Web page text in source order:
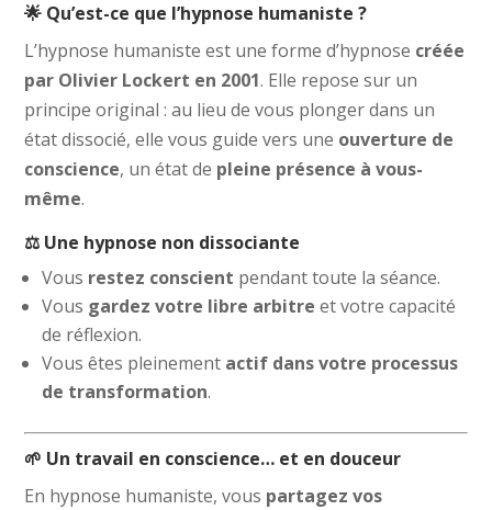
🌟 Qu’est-ce que l’hypnose humaniste ?
L’hypnose humaniste est une forme d’hypnose créée
par Olivier Lockert en 2001. Elle repose sur un
principe original : au lieu de vous plonger dans un
état dissocié, elle vous guide vers une ouverture de
conscience, un état de pleine présence à vous-
même.
⚖️ Une hypnose non dissociante
Vous restez conscient pendant toute la séance.
Vous gardez votre libre arbitre et votre capacité
de réflexion.
Vous êtes pleinement actif dans votre processus
de transformation.
🌱 Un travail en conscience… et en douceur
En hypnose humaniste, vous partagez vos